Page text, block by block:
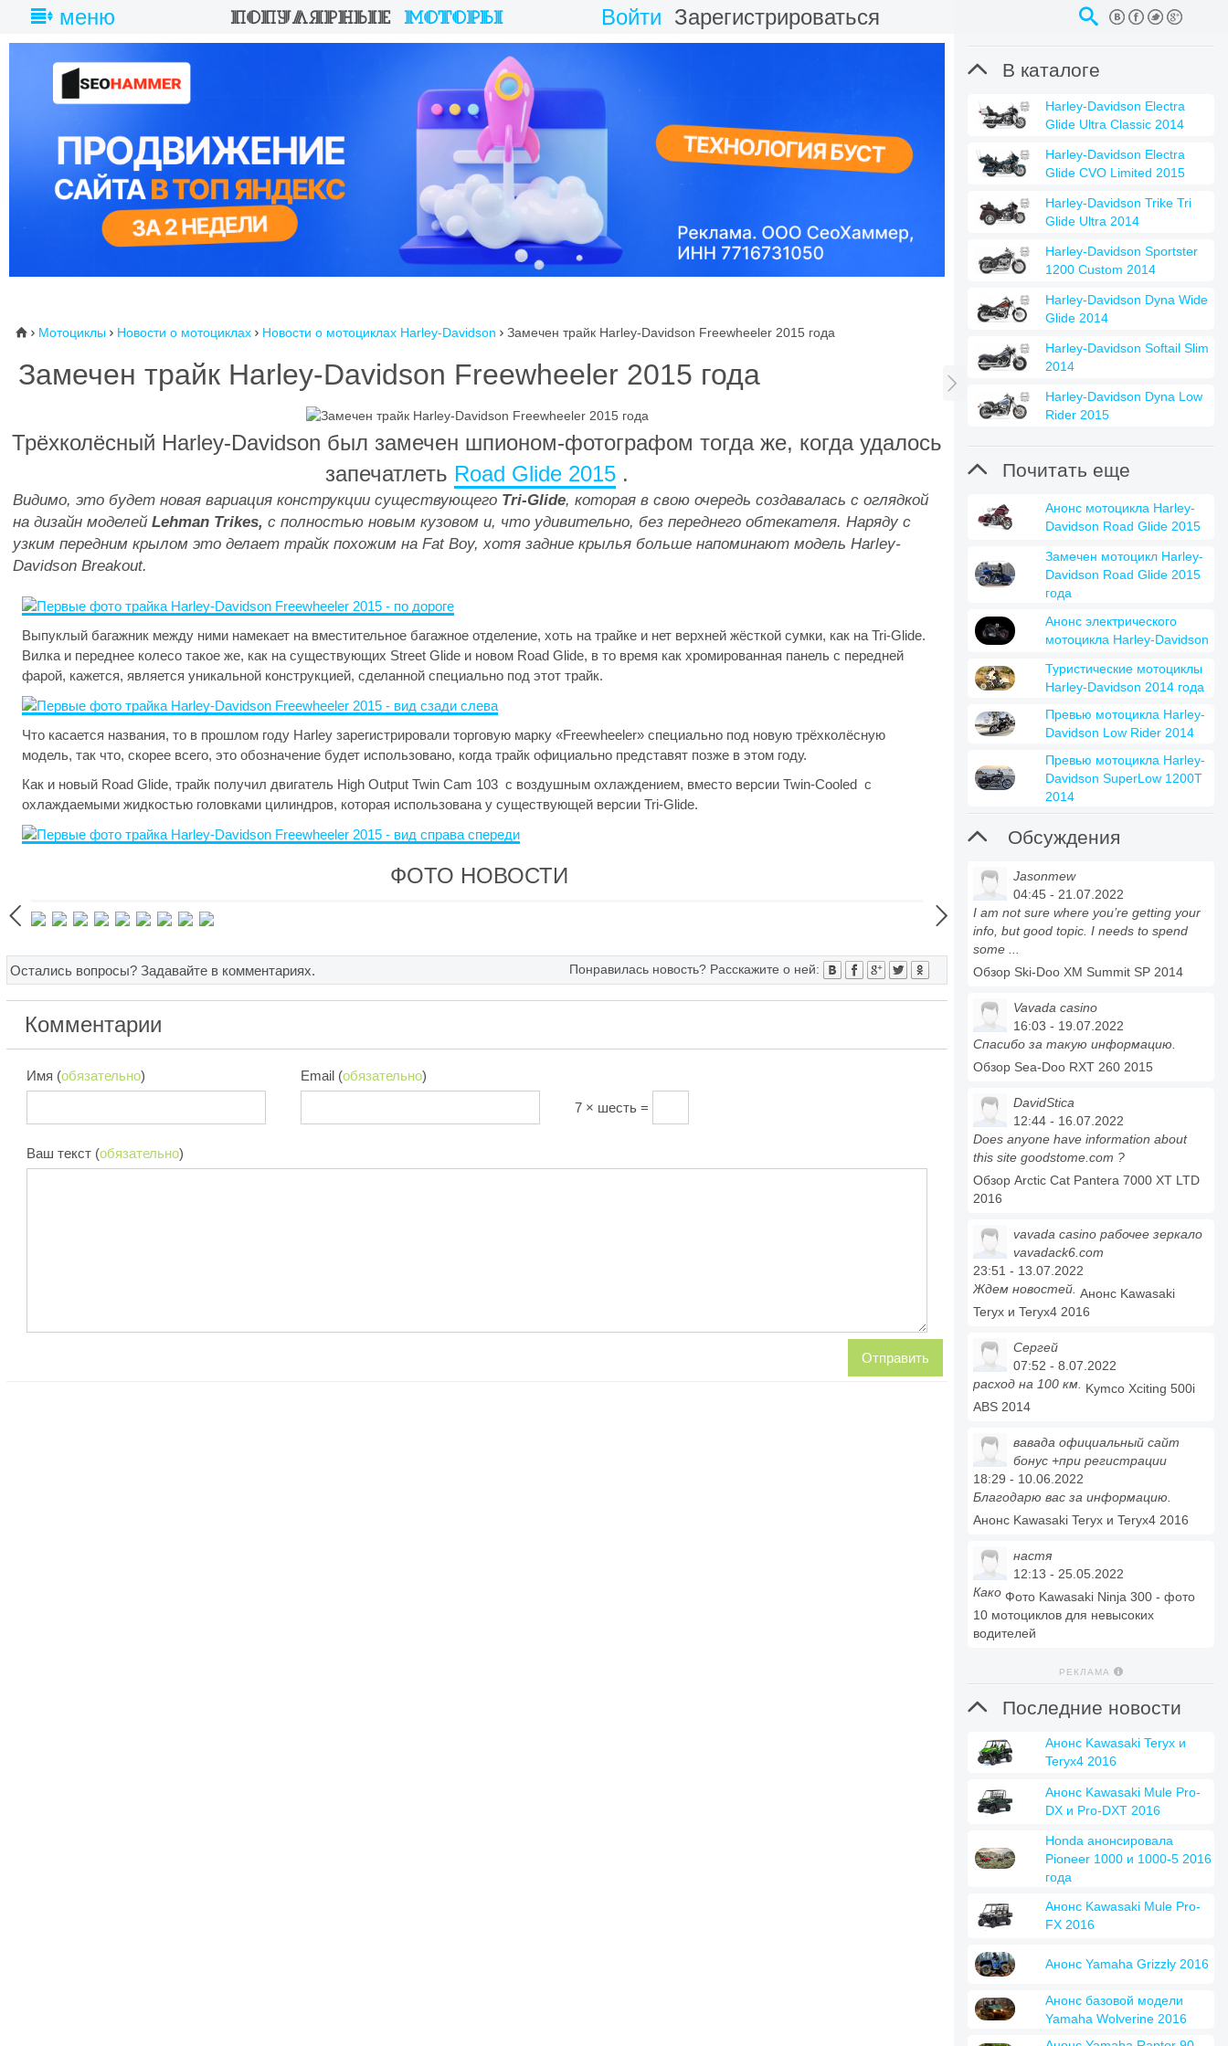
меню Войти Зарегистрироваться
⌂  Мотоциклы  Новости о мотоциклах  Новости о мотоциклах Harley-Davidson  Замечен трайк Harley-Davidson Freewheeler 2015 года
Замечен трайк Harley-Davidson Freewheeler 2015 года
Трёхколёсный Harley-Davidson был замечен шпионом-фотографом тогда же, когда удалось
запечатлеть Road Glide 2015 .
Видимо, это будет новая вариация конструкции существующего Tri-Glide, которая в свою очередь создавалась с оглядкой
на дизайн моделей Lehman Trikes, с полностью новым кузовом и, что удивительно, без переднего обтекателя. Наряду с
узким передним крылом это делает трайк похожим на Fat Boy, хотя задние крылья больше напоминают модель Harley-
Davidson Breakout.
Выпуклый багажник между ними намекает на вместительное багажное отделение, хоть на трайке и нет верхней жёсткой сумки, как на Tri-Glide.
Вилка и переднее колесо такое же, как на существующих Street Glide и новом Road Glide, в то время как хромированная панель с передней
фарой, кажется, является уникальной конструкцией, сделанной специально под этот трайк.
Что касается названия, то в прошлом году Harley зарегистрировали торговую марку «Freewheeler» специально под новую трёхколёсную
модель, так что, скорее всего, это обозначение будет использовано, когда трайк официально представят позже в этом году.
Как и новый Road Glide, трайк получил двигатель High Output Twin Cam 103 с воздушным охлаждением, вместо версии Twin-Cooled с
охлаждаемыми жидкостью головками цилиндров, которая использована у существующей версии Tri-Glide.
ФОТО НОВОСТИ


Остались вопросы? Задавайте в комментариях. Понравилась новость? Расскажите о ней:
Комментарии
Имя (обязательно) Email (обязательно)
7 × шесть =
Ваш текст (обязательно)

 В каталоге
Harley-Davidson Electra
Glide Ultra Classic 2014
Harley-Davidson Electra
Glide CVO Limited 2015
Harley-Davidson Trike Tri
Glide Ultra 2014
Harley-Davidson Sportster
1200 Custom 2014
Harley-Davidson Dyna Wide
Glide 2014
Harley-Davidson Softail Slim
2014
Harley-Davidson Dyna Low
Rider 2015
 Почитать еще
Анонс мотоцикла Harley-
Davidson Road Glide 2015
Замечен мотоцикл Harley-
Davidson Road Glide 2015
года
Анонс электрического
мотоцикла Harley-Davidson
Туристические мотоциклы
Harley-Davidson 2014 года
Превью мотоцикла Harley-
Davidson Low Rider 2014
Превью мотоцикла Harley-
Davidson SuperLow 1200T
2014
 Обсуждения
Jasonmew
04:45 - 21.07.2022
I am not sure where you’re getting your
info, but good topic. I needs to spend
some ...
Обзор Ski-Doo XM Summit SP 2014
Vavada casino
16:03 - 19.07.2022
Спасибо за такую информацию.
Обзор Sea-Doo RXT 260 2015
DavidStica
12:44 - 16.07.2022
Does anyone have information about
this site goodstome.com ?
Обзор Arctic Cat Pantera 7000 XT LTD
2016
vavada casino рабочее зеркало
vavadack6.com
23:51 - 13.07.2022
Ждем новостей. Анонс Kawasaki
Teryx и Teryx4 2016
Сергей
07:52 - 8.07.2022
расход на 100 км. Kymco Xciting 500i
ABS 2014
вавада официальный сайт
бонус +при регистрации
18:29 - 10.06.2022
Благодарю вас за информацию.
Анонс Kawasaki Teryx и Teryx4 2016
настя
12:13 - 25.05.2022
Како Фото Kawasaki Ninja 300 - фото
10 мотоциклов для невысоких
водителей
РЕКЛАМА
 Последние новости
Анонс Kawasaki Teryx и
Teryx4 2016
Анонс Kawasaki Mule Pro-
DX и Pro-DXT 2016
Honda анонсировала
Pioneer 1000 и 1000-5 2016
года
Анонс Kawasaki Mule Pro-
FX 2016
Анонс Yamaha Grizzly 2016
Анонс базовой модели
Yamaha Wolverine 2016